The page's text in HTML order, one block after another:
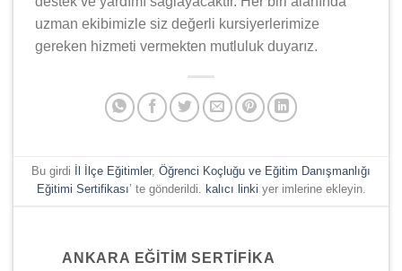
uzman ekibimizle siz değerli kursiyerlerimize
gereken hizmeti vermekten mutluluk duyarız.
Bu girdi İl İlçe Eğitimler, Öğrenci Koçluğu ve Eğitim Danışmanlığı
Eğitimi Sertifikası’ te gönderildi. kalıcı linki yer imlerine ekleyin.
ANKARA EĞITIM SERTIFIKA